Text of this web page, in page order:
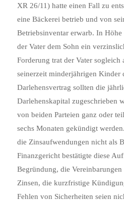
XR 26/11)hatte einen Fall zu
eine Bäckerei betrieb und von
Betriebsinventar erwarb. In Höhe
der Vater dem Sohn ein
Forderung trat der Vater sogleich
seinerzeit minderjährigen Kinder
Darlehensvertrag sollten die
Darlehenskapital zugeschrieben
von beiden Parteien ganz oder
sechs Monaten gekündigt
die Zinsaufwendungen nicht als
Finanzgericht bestätigte diese
Begründung, die Vereinbarungen
Zinsen, die kurzfristige
Fehlen von Sicherheiten seien